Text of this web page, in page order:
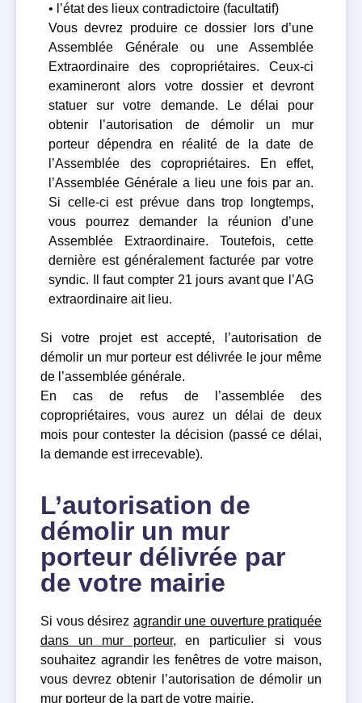
• l’état des lieux contradictoire (facultatif)
Vous devrez produire ce dossier lors d’une
Assemblée Générale ou une Assemblée
Extraordinaire des copropriétaires. Ceux-ci
examineront alors votre dossier et devront
statuer sur votre demande. Le délai pour
obtenir l’autorisation de démolir un mur
porteur dépendra en réalité de la date de
l’Assemblée des copropriétaires. En effet,
l’Assemblée Générale a lieu une fois par an.
Si celle-ci est prévue dans trop longtemps,
vous pourrez demander la réunion d’une
Assemblée Extraordinaire. Toutefois, cette
dernière est généralement facturée par votre
syndic. Il faut compter 21 jours avant que l’AG
extraordinaire ait lieu.
Si votre projet est accepté, l’autorisation de
démolir un mur porteur est délivrée le jour même
de l’assemblée générale.
En cas de refus de l’assemblée des
copropriétaires, vous aurez un délai de deux
mois pour contester la décision (passé ce délai,
la demande est irrecevable).
L’autorisation de
démolir un mur
porteur délivrée par
de votre mairie
Si vous désirez agrandir une ouverture pratiquée
dans un mur porteur, en particulier si vous
souhaitez agrandir les fenêtres de votre maison,
vous devrez obtenir l’autorisation de démolir un
mur porteur de la part de votre mairie.